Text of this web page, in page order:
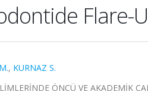
Flare-
, KURNAZ S.
ÖNCÜ VE AKADEMİK